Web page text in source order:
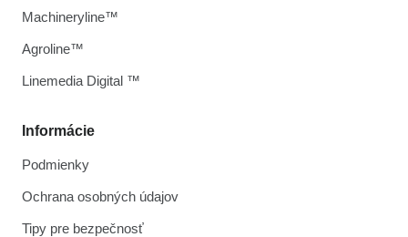
Informácie
Podmienky
Ochrana osobných údajov
Tipy pre bezpečnosť
Machineryline™
Agroline™
Linemedia Digital ™